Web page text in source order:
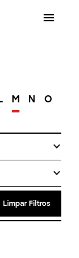
M N O
Limpar Filtros